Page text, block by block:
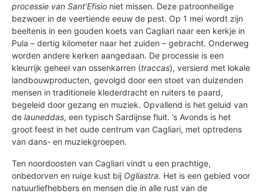
processie van Sant’Efisio niet missen. Deze patroonheilige
bezwoer in de veertiende eeuw de pest. Op 1 mei wordt zijn
beeltenis in een gouden koets van Cagliari naar een kerkje in
Pula – dertig kilometer naar het zuiden – gebracht. Onderweg
worden andere kerken aangedaan. De processie is een
kleurrijk geheel van ossenkarren (traccas), versierd met lokale
landbouwproducten, gevolgd door een stoet van duizenden
mensen in traditionele klederdracht en ruiters te paard,
begeleid door gezang en muziek. Opvallend is het geluid van
de launeddas, een typisch Sardijnse fluit. ’s Avonds is het
groot feest in het oude centrum van Cagliari, met optredens
van dans- en muziekgroepen.
Ten noordoosten van Cagliari vindt u een prachtige,
onbedorven en ruige kust bij Ogliastra. Het is een gebied voor
natuurliefhebbers en mensen die in alle rust van de